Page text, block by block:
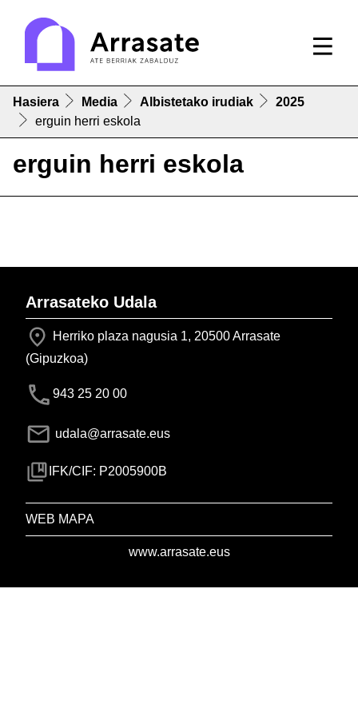
Hasiera Media Albistetako irudiak
2025
erguin herri eskola
erguin herri eskola
Arrasateko Udala
Herriko plaza nagusia 1, 20500 Arrasate
(Gipuzkoa)
943 25 20 00
udala@arrasate.eus
IFK/CIF: P2005900B
WEB MAPA
www.arrasate.eus